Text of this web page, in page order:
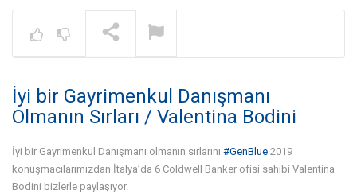
Gayrimenkul İşinde Bölge
Çalışması Nedir? – Dr. Gökhan
Taş | Coldwell Banker®
İyi bir Gayrimenkul Danışmanı
Olmanın Sırları / Valentina Bodini
İyi bir Gayrimenkul Danışmanı olmanın sırlarını #GenBlue 2019
konuşmacılarımızdan İtalya’da 6 Coldwell Banker ofisi sahibi Valentina
Bodini bizlerle paylaşıyor.